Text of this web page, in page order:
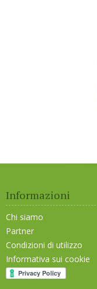
Informazioni
Chi siamo
Partner
Condizioni di utilizzo
Informativa sui cookie